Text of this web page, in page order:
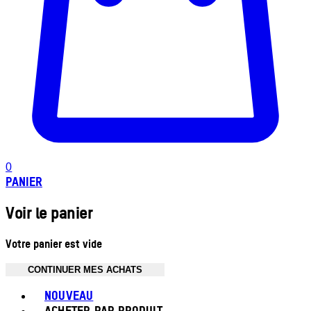
0
PANIER
Voir le panier
Votre panier est vide
CONTINUER MES ACHATS
NOUVEAU